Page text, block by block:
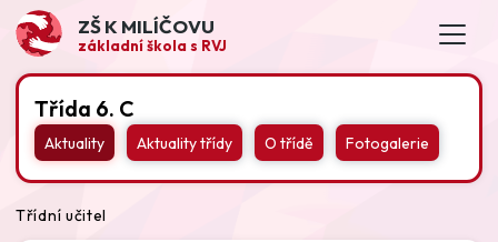
ZŠ K MILÍČOVU
základní škola s RVJ
Třída 6. C
Aktuality Aktuality třídy O třídě Fotogalerie
Třídní učitel